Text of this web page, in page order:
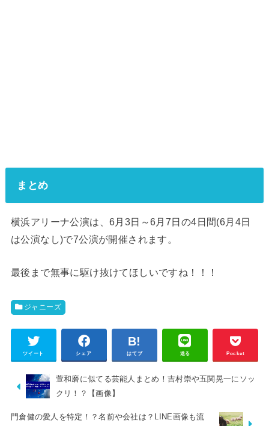
まとめ
横浜アリーナ公演は、6月3日～6月7日の4日間(6月4日
は公演なし)で7公演が開催されます。
最後まで無事に駆け抜けてほしいですね！！！
ジャニーズ
ツイート シェア はてブ 送る Pocket
萱和磨に似てる芸能人まとめ！吉村崇や五関晃一にソッ
クリ！？【画像】
門倉健の愛人を特定！？名前や会社は？LINE画像も流